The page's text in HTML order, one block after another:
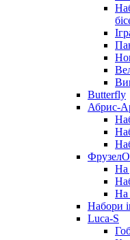
Butterfly
Абрис-
На
На
Набори
Luca-S